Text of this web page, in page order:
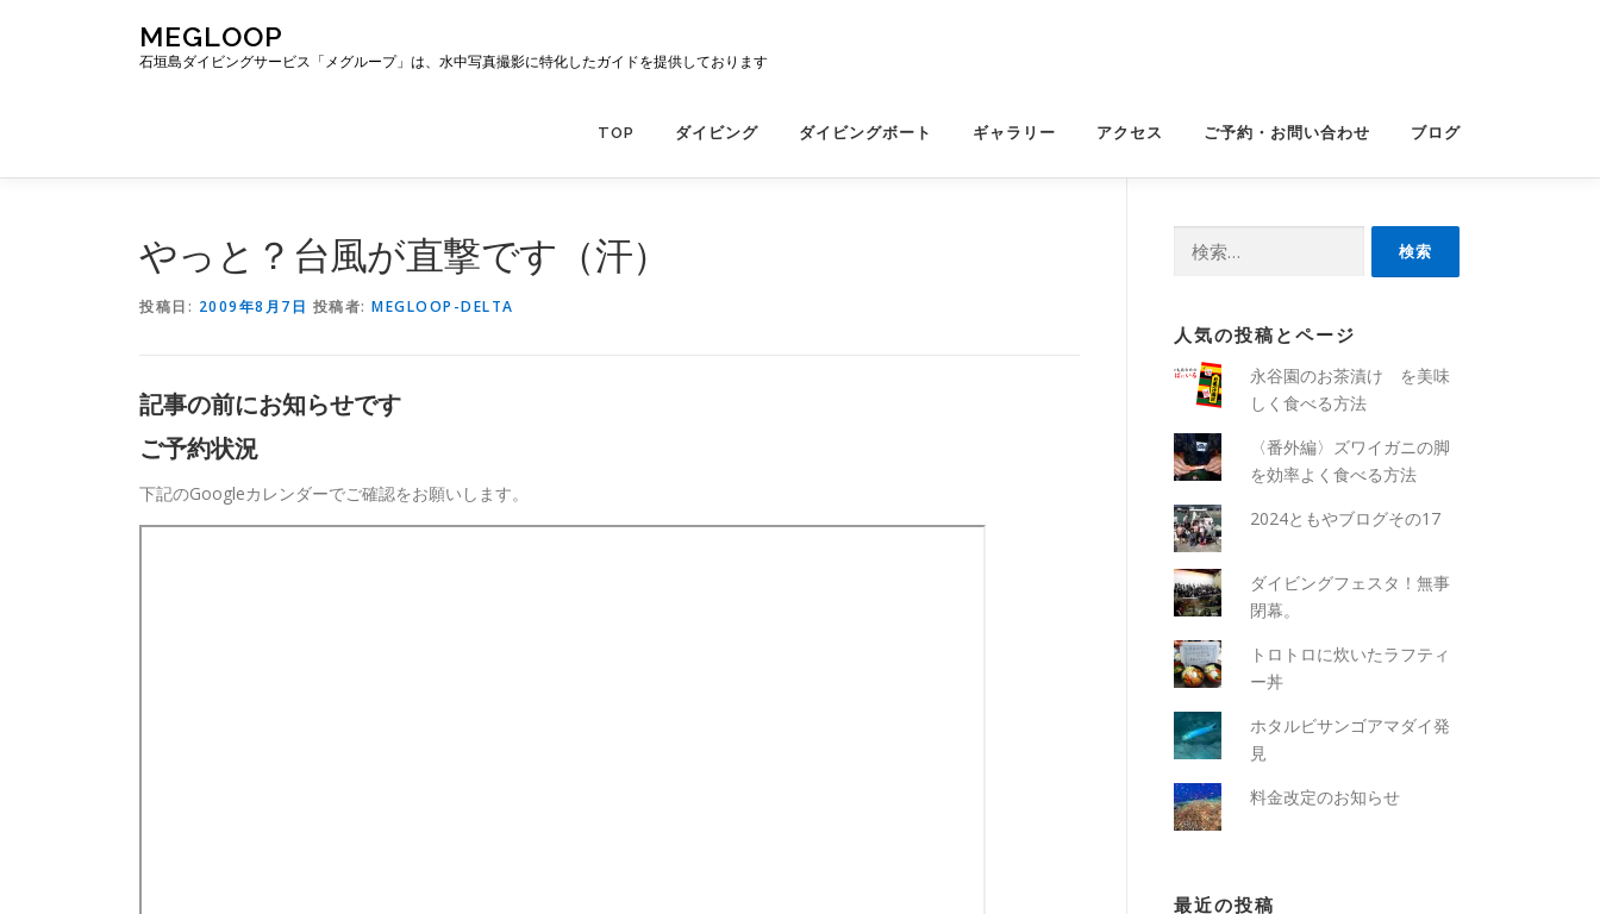
ス
MEGLOOP
石垣島ダイビングサービス「メグループ」は、水中写真撮影に特化したガイドを提供しております
TOP ダイビング ダイビングボート ギャラリー アクセス ご予約・お問い合わせ ブログ
やっと？台風が直撃です（汗）
投稿日: 2009年8月7日 投稿者: MEGLOOP-DELTA
記事の前にお知らせです
ご予約状況
下記のGoogleカレンダーでご確認をお願いします。
人気の投稿とページ
永谷園のお茶漬け を美味
しく食べる方法
〈番外編〉ズワイガニの脚
を効率よく食べる方法
2024ともやブログその17
ダイビングフェスタ！無事
閉幕。
トロトロに炊いたラフティ
ー丼
ホタルビサンゴアマダイ発
見
料金改定のお知らせ
最近の投稿